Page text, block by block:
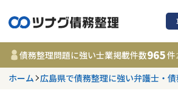
債
債務整理問題に強い士業掲載件数965件
ホーム 広島県で債務整理に強い弁護士・